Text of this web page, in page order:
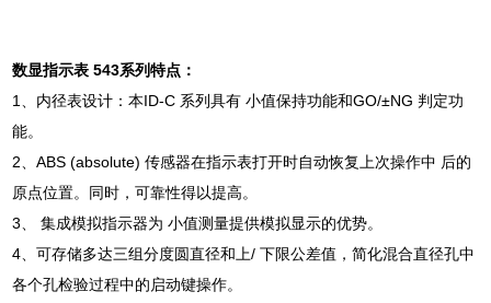
数显指示表 543系列特点：
1、内径表设计：本ID-C 系列具有 小值保持功能和GO/±NG 判定功
能。
2、ABS (absolute) 传感器在指示表打开时自动恢复上次操作中 后的
原点位置。同时，可靠性得以提高。
3、 集成模拟指示器为 小值测量提供模拟显示的优势。
4、可存储多达三组分度圆直径和上/ 下限公差值，简化混合直径孔中
各个孔检验过程中的启动键操作。